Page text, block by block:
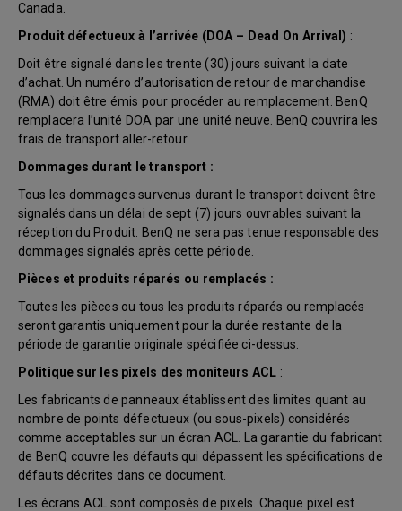
Canada.
Produit défectueux à l’arrivée (DOA – Dead On Arrival) :
Doit être signalé dans les trente (30) jours suivant la date
d’achat. Un numéro d’autorisation de retour de marchandise
(RMA) doit être émis pour procéder au remplacement. BenQ
remplacera l’unité DOA par une unité neuve. BenQ couvrira les
frais de transport aller-retour.
Dommages durant le transport :
Tous les dommages survenus durant le transport doivent être
signalés dans un délai de sept (7) jours ouvrables suivant la
réception du Produit. BenQ ne sera pas tenue responsable des
dommages signalés après cette période.
Pièces et produits réparés ou remplacés :
Toutes les pièces ou tous les produits réparés ou remplacés
seront garantis uniquement pour la durée restante de la
période de garantie originale spécifiée ci-dessus.
Politique sur les pixels des moniteurs ACL :
Les fabricants de panneaux établissent des limites quant au
nombre de points défectueux (ou sous-pixels) considérés
comme acceptables sur un écran ACL. La garantie du fabricant
de BenQ couvre les défauts qui dépassent les spécifications de
défauts décrites dans ce document.
Les écrans ACL sont composés de pixels. Chaque pixel est